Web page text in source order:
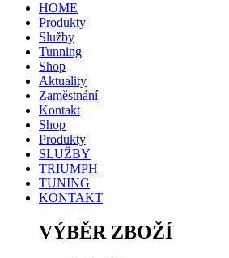
HOME
Produkty
Služby
Tunning
Shop
Aktuality
Zaměstnání
Kontakt
Shop
Produkty
SLUŽBY
TRIUMPH
TUNING
KONTAKT
VÝBĚR ZBOŽÍ